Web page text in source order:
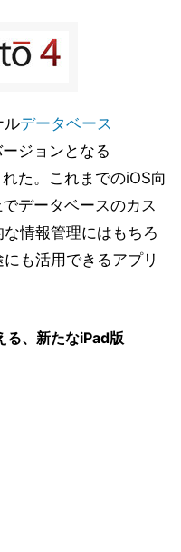
ルデータベース
ジョンとなる
れた。これまでのiOS向
データベースのカス
情報管理にはもちろ
も活用できるアプリ
る、新たなiPad版